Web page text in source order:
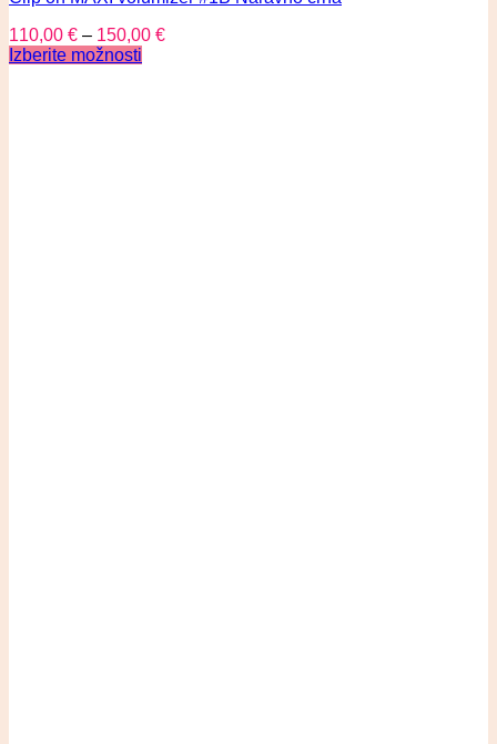
110,00 € – 150,00 €
Izberite možnosti